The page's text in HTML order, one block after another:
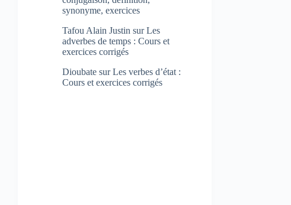
synonyme, exercices
Tafou Alain Justin surLes
adverbes de temps : Cours et
exercices corrigés
Dioubate surLes verbes d’état :
Cours et exercices corrigés